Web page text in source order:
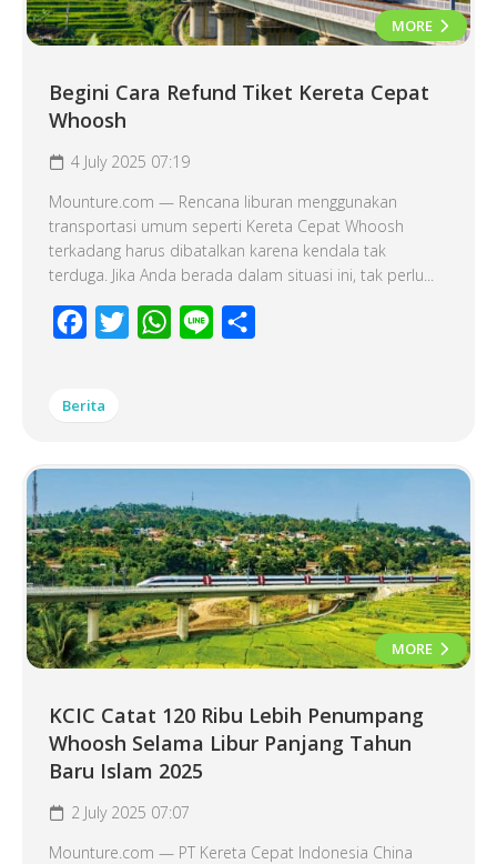
MORE
Begini Cara Refund Tiket Kereta Cepat
Whoosh
4 July 2025 07:19
Mounture.com — Rencana liburan menggunakan
transportasi umum seperti Kereta Cepat Whoosh
terkadang harus dibatalkan karena kendala tak
terduga. Jika Anda berada dalam situasi ini, tak perlu...
Facebook
Twitter WhatsApp
Line
Berita
MORE
KCIC Catat 120 Ribu Lebih Penumpang
Whoosh Selama Libur Panjang Tahun
Baru Islam 2025
2 July 2025 07:07
Mounture.com — PT Kereta Cepat Indonesia China